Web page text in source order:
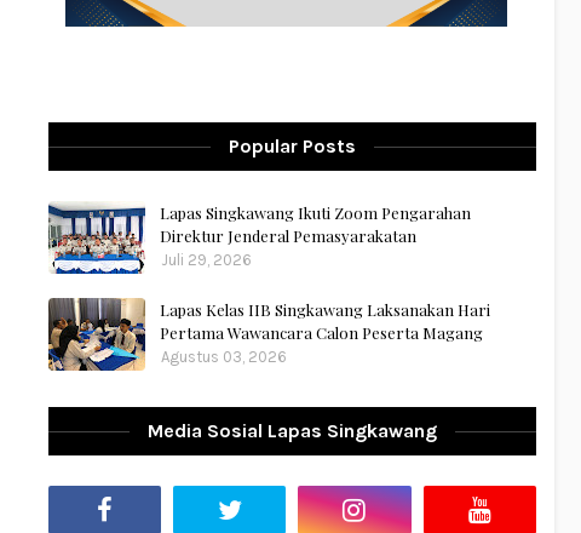
Popular Posts
Lapas Singkawang Ikuti Zoom Pengarahan
Direktur Jenderal Pemasyarakatan
Juli 29, 2026
Lapas Kelas IIB Singkawang Laksanakan Hari
Pertama Wawancara Calon Peserta Magang
Agustus 03, 2026
Media Sosial Lapas Singkawang